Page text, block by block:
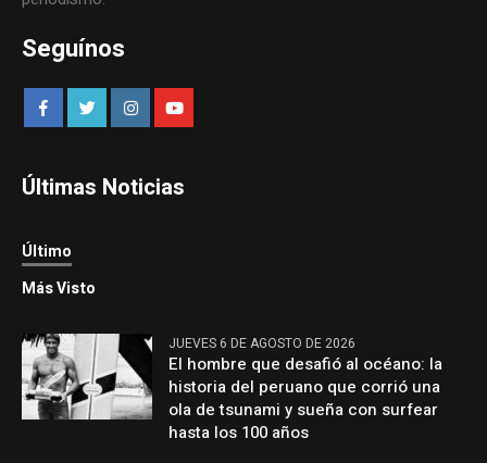
Seguínos
Últimas Noticias
Último
Más Visto
JUEVES 6 DE AGOSTO DE 2026
El hombre que desafió al océano: la
historia del peruano que corrió una
ola de tsunami y sueña con surfear
hasta los 100 años